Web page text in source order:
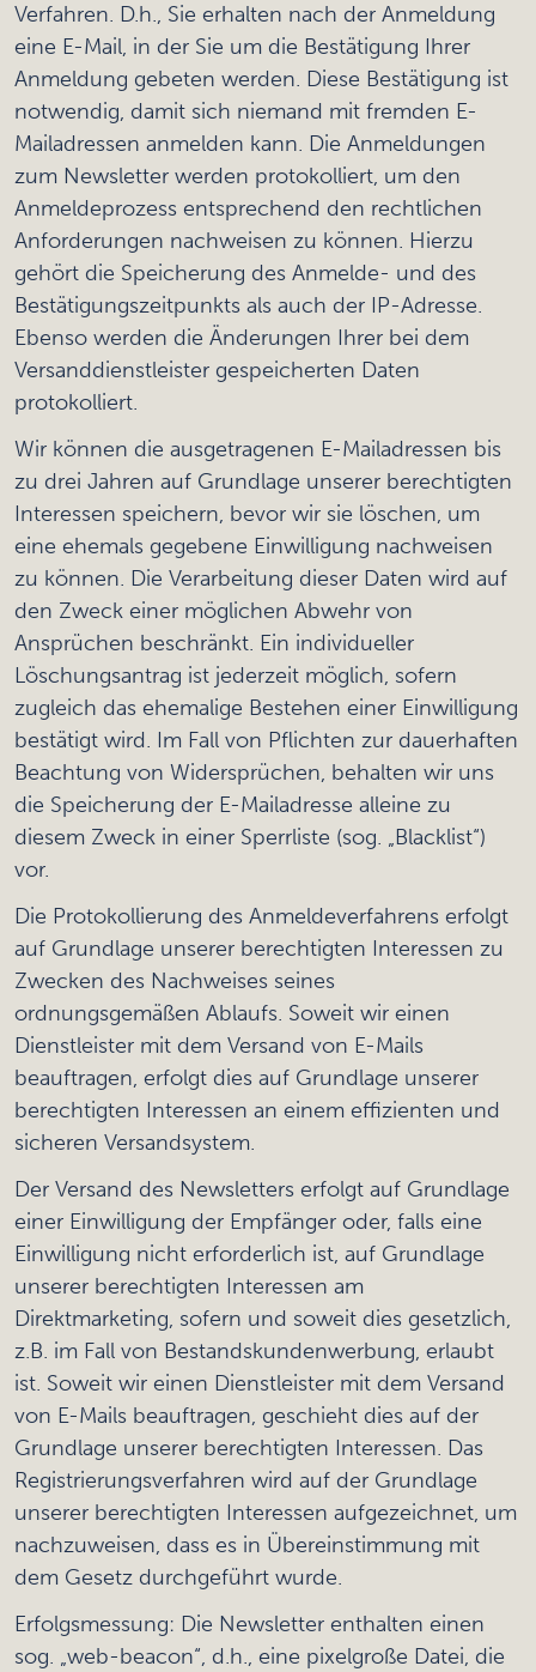
Verfahren. D.h., Sie erhalten nach der Anmeldung
eine E-Mail, in der Sie um die Bestätigung Ihrer
Anmeldung gebeten werden. Diese Bestätigung ist
notwendig, damit sich niemand mit fremden E-
Mailadressen anmelden kann. Die Anmeldungen
zum Newsletter werden protokolliert, um den
Anmeldeprozess entsprechend den rechtlichen
Anforderungen nachweisen zu können. Hierzu
gehört die Speicherung des Anmelde- und des
Bestätigungszeitpunkts als auch der IP-Adresse.
Ebenso werden die Änderungen Ihrer bei dem
Versanddienstleister gespeicherten Daten
protokolliert.
Wir können die ausgetragenen E-Mailadressen bis
zu drei Jahren auf Grundlage unserer berechtigten
Interessen speichern, bevor wir sie löschen, um
eine ehemals gegebene Einwilligung nachweisen
zu können. Die Verarbeitung dieser Daten wird auf
den Zweck einer möglichen Abwehr von
Ansprüchen beschränkt. Ein individueller
Löschungsantrag ist jederzeit möglich, sofern
zugleich das ehemalige Bestehen einer Einwilligung
bestätigt wird. Im Fall von Pflichten zur dauerhaften
Beachtung von Widersprüchen, behalten wir uns
die Speicherung der E-Mailadresse alleine zu
diesem Zweck in einer Sperrliste (sog. „Blacklist“)
vor.
Die Protokollierung des Anmeldeverfahrens erfolgt
auf Grundlage unserer berechtigten Interessen zu
Zwecken des Nachweises seines
ordnungsgemäßen Ablaufs. Soweit wir einen
Dienstleister mit dem Versand von E-Mails
beauftragen, erfolgt dies auf Grundlage unserer
berechtigten Interessen an einem effizienten und
sicheren Versandsystem.
Der Versand des Newsletters erfolgt auf Grundlage
einer Einwilligung der Empfänger oder, falls eine
Einwilligung nicht erforderlich ist, auf Grundlage
unserer berechtigten Interessen am
Direktmarketing, sofern und soweit dies gesetzlich,
z.B. im Fall von Bestandskundenwerbung, erlaubt
ist. Soweit wir einen Dienstleister mit dem Versand
von E-Mails beauftragen, geschieht dies auf der
Grundlage unserer berechtigten Interessen. Das
Registrierungsverfahren wird auf der Grundlage
unserer berechtigten Interessen aufgezeichnet, um
nachzuweisen, dass es in Übereinstimmung mit
dem Gesetz durchgeführt wurde.
Erfolgsmessung: Die Newsletter enthalten einen
sog. „web-beacon“, d.h., eine pixelgroße Datei, die